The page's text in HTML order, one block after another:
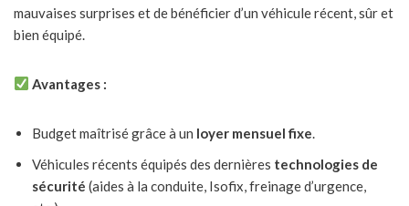
mauvaises surprises et de bénéficier d’un véhicule récent, sûr et
bien équipé.
Avantages :
Budget maîtrisé grâce à un loyer mensuel fixe.
Véhicules récents équipés des dernières technologies de
sécurité (aides à la conduite, Isofix, freinage d’urgence,